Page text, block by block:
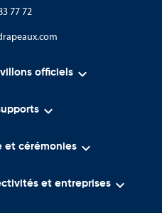
77 72
officiels 

et cérémonies 
et entreprises 